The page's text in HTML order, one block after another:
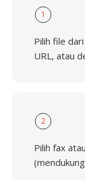
1
Pilih file
URL, atau
2
Pilih fax